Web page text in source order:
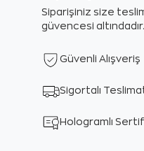
Siparişiniz size
güvencesi altındadır.
Güvenli Alışveriş
Sigortalı
Hologramlı